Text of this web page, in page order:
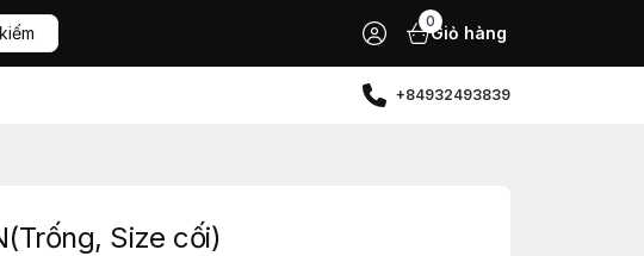
0
Giỏ hàng
+84932493839
Size cối)